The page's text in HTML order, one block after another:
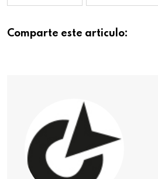
Comparte este articulo: